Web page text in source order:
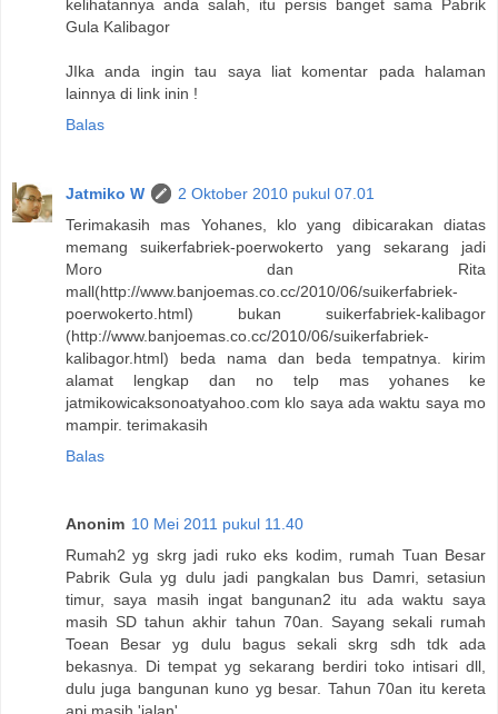
kelihatannya anda salah, itu persis banget sama Pabrik
Gula Kalibagor
JIka anda ingin tau saya liat komentar pada halaman
lainnya di link inin !
Balas
Jatmiko W
2 Oktober 2010 pukul 07.01
Terimakasih mas Yohanes, klo yang dibicarakan diatas
memang suikerfabriek-poerwokerto yang sekarang jadi
Moro dan Rita
mall(http://www.banjoemas.co.cc/2010/06/suikerfabriek-
poerwokerto.html) bukan suikerfabriek-kalibagor
(http://www.banjoemas.co.cc/2010/06/suikerfabriek-
kalibagor.html) beda nama dan beda tempatnya. kirim
alamat lengkap dan no telp mas yohanes ke
jatmikowicaksonoatyahoo.com klo saya ada waktu saya mo
mampir. terimakasih
Balas
Anonim 10 Mei 2011 pukul 11.40
Rumah2 yg skrg jadi ruko eks kodim, rumah Tuan Besar
Pabrik Gula yg dulu jadi pangkalan bus Damri, setasiun
timur, saya masih ingat bangunan2 itu ada waktu saya
masih SD tahun akhir tahun 70an. Sayang sekali rumah
Toean Besar yg dulu bagus sekali skrg sdh tdk ada
bekasnya. Di tempat yg sekarang berdiri toko intisari dll,
dulu juga bangunan kuno yg besar. Tahun 70an itu kereta